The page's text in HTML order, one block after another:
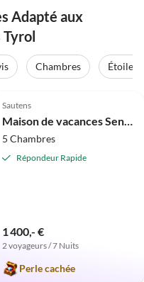
Adapté aux
Tyrol
Chambres Étoiles
Meilleure
Annonce
Sautens
Maison de vacances Sennerhäusl à Ötztal
5 Chambres
Répondeur Rapide
1 400,- €
2 voyageurs / 7 Nuits
Perle cachée